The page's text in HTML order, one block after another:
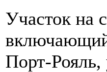
Участок на
Порт-